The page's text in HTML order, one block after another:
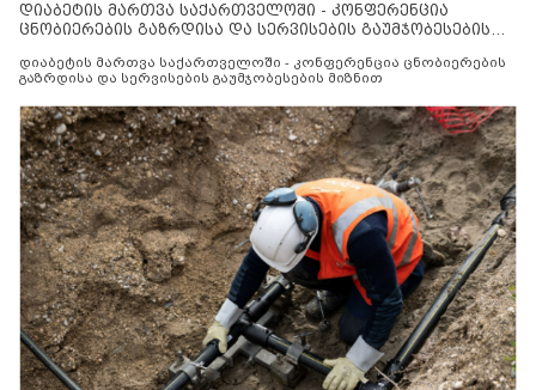
დიაბეტის მართვა საქართველოში - კონფერენცია
ცნობიერების გაზრდისა და სერვისების გაუმჯობესების
დიაბეტის მართვა საქართველოში - კონფერენცია ცნობიერების
გაზრდისა და სერვისების გაუმჯობესების მიზნით